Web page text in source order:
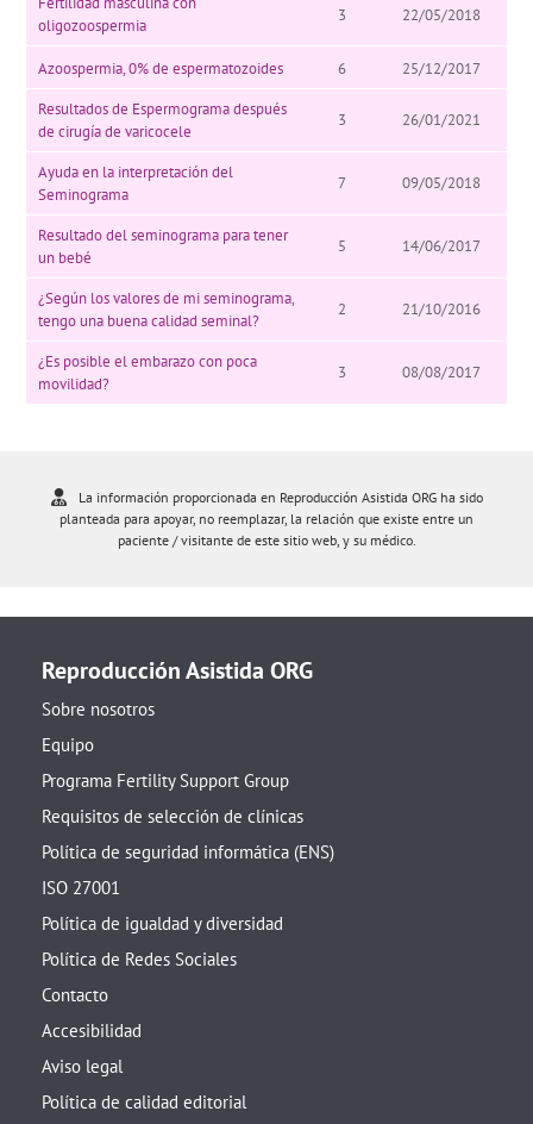
oligozoospermia
3 22/05/2018
Azoospermia, 0% de espermatozoides 6
25/12/2017
Resultados de Espermograma después
de cirugía de varicocele
3 26/01/2021
Ayuda en la interpretación del
Seminograma
7 09/05/2018
Resultado del seminograma para tener
un bebé
5 14/06/2017
¿Según los valores de mi seminograma,
tengo una buena calidad seminal?
2 21/10/2016
¿Es posible el embarazo con poca
movilidad?
3 08/08/2017
La información proporcionada en Reproducción Asistida ORG ha sido
planteada para apoyar, no reemplazar, la relación que existe entre un
paciente / visitante de este sitio web, y su médico.
Reproducción Asistida ORG
Sobre nosotros
Equipo
Programa Fertility Support Group
Requisitos de selección de clínicas
Política de seguridad informática (ENS)
ISO 27001
Política de igualdad y diversidad
Política de Redes Sociales
Contacto
Accesibilidad
Aviso legal
Política de calidad editorial